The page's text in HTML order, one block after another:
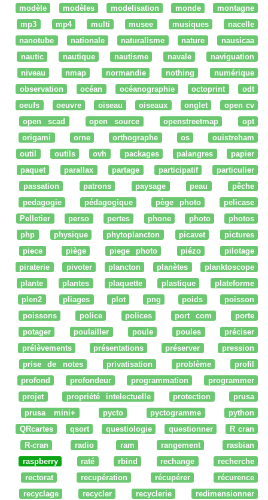
modèle
modèles modelisation monde
montagne
mp3
mp4 multi musee musiques
nacelle
nanotube
nationale naturalisme nature
nausicaa
nautic
nautique nautisme navale
naviguation
niveau
nmap normandie nothing
numérique
observation
océan océanographie octoprint
odt
oeufs
oeuvre oiseau oiseaux onglet
open cv
open scad
open source openstreetmap
opt
origami
orne orthographe os
ouistreham
outil
outils ovh packages palangres
papier
paquet
parallax partage participatif
particulier
passation
patrons paysage peau
pêche
pedagogie
pédagogique pège photo
pelicase
Pelletier
perso pertes phone photo
photos
php
physique phytoplancton picavet
pictures
piece
piège piege photo piézo
pilotage
piraterie
pivoter plancton planètes
planktoscope
plante
plantes plaquette plastique
plateforme
plen2
pliages plot png poids
poisson
poissons
police polices port com
porte
potager
poulailler poule poules
préciser
prélèvements
présentations préserver
pression
prise de notes
privatisation problème
profil
profond
profondeur programmation
programmer
projet
propriété intelectuelle protection
prusa
prusa mini+
pycto pyctogramme
python
QRcartes
qsort questiologie questionner
R cran
R-cran
radio ram rangement
rasbian
raspberry
raté rbind rechange
recherche
rectorat
recupération récupérer
récurence
recyclage
recycler recyclerie
redimensionner